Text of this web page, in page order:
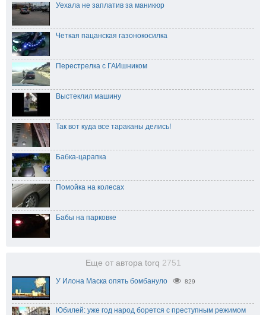
Уехала не заплатив за маникюр
Четкая пацанская газонокосилка
Перестрелка с ГАИшником
Выстеклил машину
Так вот куда все тараканы делись!
Бабка-царапка
Помойка на колесах
Бабы на парковке
Еще от автора torq 2751
У Илона Маска опять бомбануло 829
Юбилей: уже год народ борется с преступным режимом